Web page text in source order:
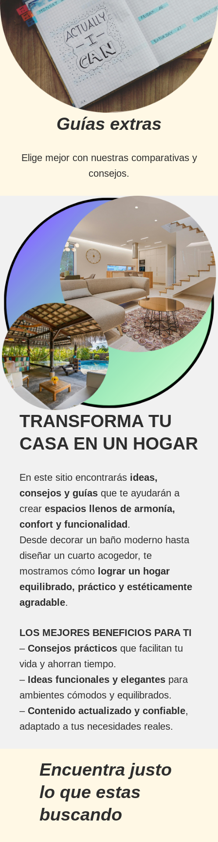
Guías extras
Elige mejor con nuestras comparativas y
consejos.
TRANSFORMA TU
CASA EN UN HOGAR
En este sitio encontrarás ideas,
consejos y guíasque te ayudarán a
crear espacios llenos de armonía,
confort y funcionalidad .
Desde decorar un baño moderno hasta
diseñar un cuarto acogedor, te
mostramos cómo lograr un hogar
equilibrado, práctico y estéticamente
agradable.
LOS MEJORES BENEFICIOS PARA TI
– Consejos prácticosque facilitan tu
vida y ahorran tiempo.
– Ideas funcionales y elegantespara
ambientes cómodos y equilibrados.
– Contenido actualizado y confiable,
adaptado a tus necesidades reales.
Encuentra justo
lo que estas
buscando